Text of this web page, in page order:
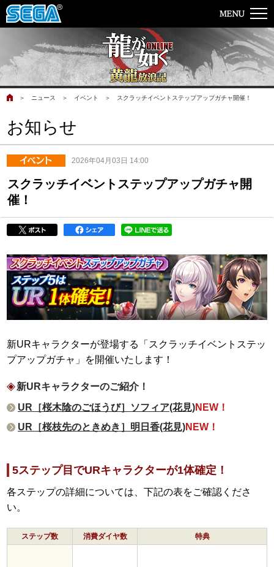
＞ ニュース ＞ イベント ＞ スクラッチイベントステップアップガチャ開催！
お知らせ
2026年04月03日 14:00
スクラッチイベントステップアップガチャ開
催！
新URキャラクターが登場する「スクラッチイベントステッ
プアップガチャ」を開催いたします！
新URキャラクターのご紹介！
UR［桜木陰のごほうび］ソフィア(花見)NEW！
UR［桜枝先のときめき］明日香(花見)NEW！
5ステップ目でURキャラクターが1体確定！
各ステップの詳細については、下記の表をご確認くださ
い。
ステップ数 消費ダイヤ数 特典